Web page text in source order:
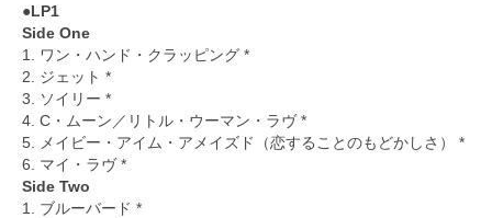
●LP1
Side One
1. ワン・ハンド・クラッピング *
2. ジェット *
3. ソイリー *
4. C・ムーン／リトル・ウーマン・ラヴ *
5. メイビー・アイム・アメイズド（恋することのもどかしさ） *
6. マイ・ラヴ *
Side Two
1. ブルーバード *